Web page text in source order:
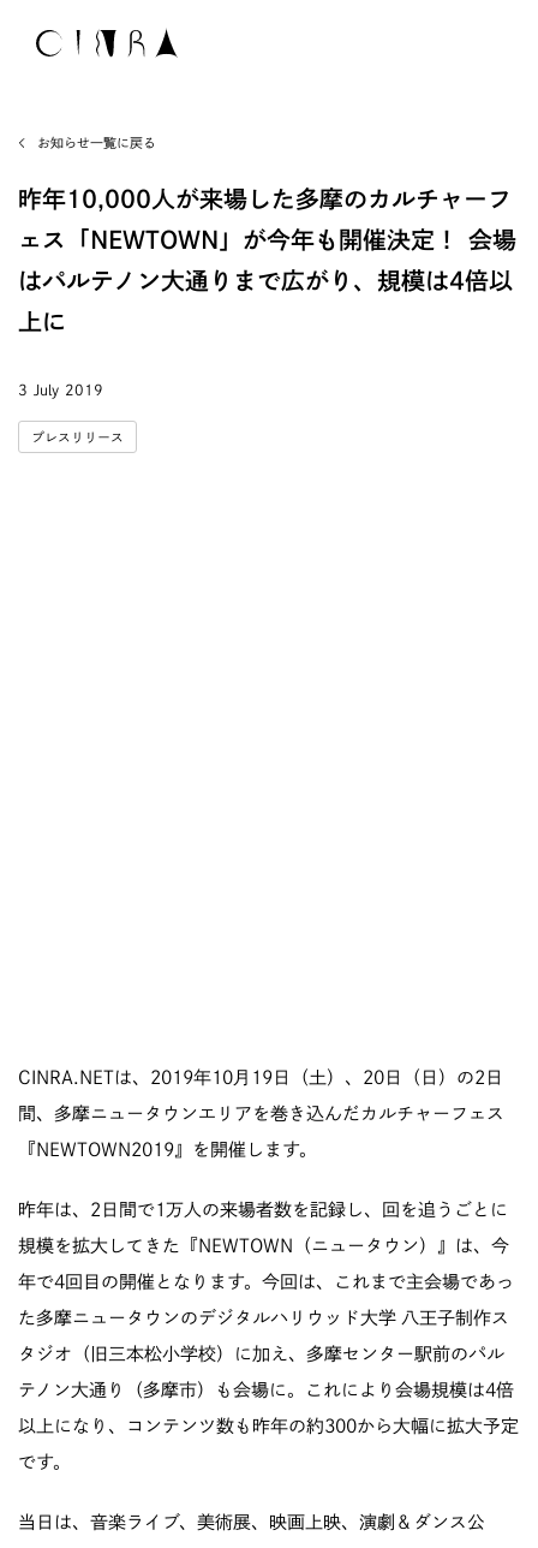
お知らせ一覧に戻る
昨年10,000人が来場した多摩のカルチャーフ
ェス「NEWTOWN」が今年も開催決定！ 会場
はパルテノン大通りまで広がり、規模は4倍以
上に
3 July 2019
プレスリリース
CINRA.NETは、2019年10月19日（土）、20日（日）の2日
間、多摩ニュータウンエリアを巻き込んだカルチャーフェス
『 NEWTOWN2019』を開催します。
昨年は、2日間で1万人の来場者数を記録し、回を追うごとに
規模を拡大してきた『NEWTOWN（ニュータウン）』は、今
年で4回目の開催となります。今回は、これまで主会場であっ
た多摩ニュータウンのデジタルハリウッド大学 八王子制作ス
タジオ（旧三本松小学校）に加え、多摩センター駅前のパル
テノン大通り（多摩市）も会場に。これにより会場規模は4倍
以上になり、コンテンツ数も昨年の約300から大幅に拡大予定
です。
当日は、音楽ライブ、美術展、映画上映、演劇＆ダンス公